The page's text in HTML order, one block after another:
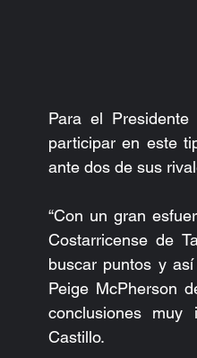
Para el
participar en este
ante dos de sus
“Con un gran
Costarricense de
buscar puntos y
Peige McPherson
conclusiones muy
Castillo.